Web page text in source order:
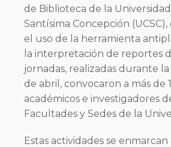
de Biblioteca de la
Santísima Concepción
el uso de la herramienta
la interpretación de reportes
jornadas, realizadas durante
de abril, convocaron a más de
académicos e investigadores
Facultades y Sedes de la
Estas actividades se